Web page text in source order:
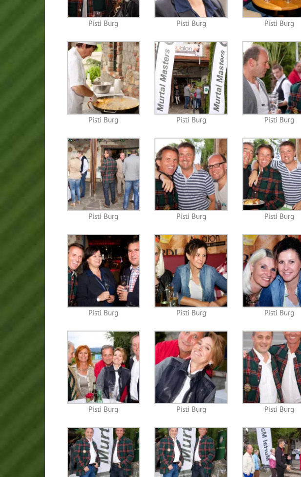
Pisti Burg Pisti Burg Pisti Burg
Pisti Burg Pisti Burg Pisti Burg
Pisti Burg Pisti Burg Pisti Burg
Pisti Burg Pisti Burg Pisti Burg
Pisti Burg Pisti Burg Pisti Burg